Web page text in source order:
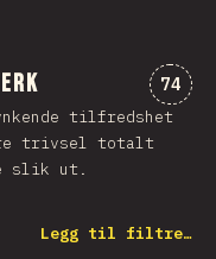
74
tilfredshet
trivsel totalt
slik ut.
Legg til filtre…